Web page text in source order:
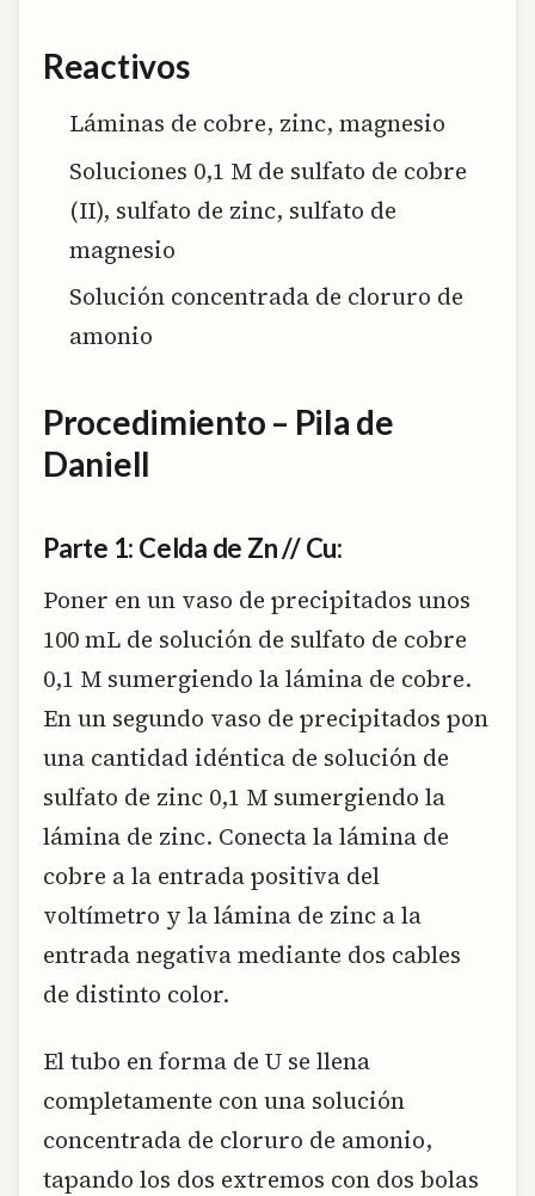
Reactivos
Láminas de cobre, zinc, magnesio
Soluciones 0,1 M de sulfato de cobre
(II), sulfato de zinc, sulfato de
magnesio
Solución concentrada de cloruro de
amonio
Procedimiento – Pila de
Daniell
Parte 1: Celda de Zn // Cu:
Poner en un vaso de precipitados unos
100 mL de solución de sulfato de cobre
0,1 M sumergiendo la lámina de cobre.
En un segundo vaso de precipitados pon
una cantidad idéntica de solución de
sulfato de zinc 0,1 M sumergiendo la
lámina de zinc. Conecta la lámina de
cobre a la entrada positiva del
voltímetro y la lámina de zinc a la
entrada negativa mediante dos cables
de distinto color.
El tubo en forma de U se llena
completamente con una solución
concentrada de cloruro de amonio,
tapando los dos extremos con dos bolas